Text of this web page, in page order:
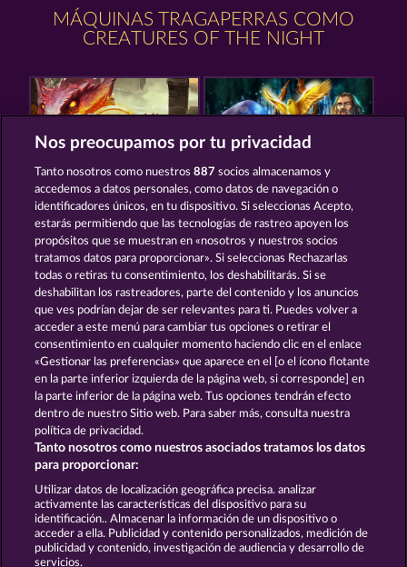
MÁQUINAS TRAGAPERRAS COMO
CREATURES OF THE NIGHT
DRAGONHEART THE NIBELUNG LEGENDS MYSTIC FORCE
PHANTOMS MIRROR MAGIC MIRROR
Términos y condiciones
Declaración de privacidad
Empresa
Enviar solicitud de desistimiento
Nos preocupamos por tu privacidad
Tanto nosotros como nuestros887 socios almacenamos y
accedemos a datos personales, como datos de navegación o
identificadores únicos, en tu dispositivo. Si seleccionas Acepto,
estarás permitiendo que las tecnologías de rastreo apoyen los
propósitos que se muestran en «nosotros y nuestros socios
tratamos datos para proporcionar». Si seleccionas Rechazarlas
todas o retiras tu consentimiento, los deshabilitarás. Si se
deshabilitan los rastreadores, parte del contenido y los anuncios
que ves podrían dejar de ser relevantes para ti. Puedes volver a
acceder a este menú para cambiar tus opciones o retirar el
consentimiento en cualquier momento haciendo clic en el enlace
«Gestionar las preferencias» que aparece en el [o el ícono flotante
en la parte inferior izquierda de la página web, si corresponde] en
la parte inferior de la página web. Tus opciones tendrán efecto
dentro de nuestro Sitio web. Para saber más, consulta nuestra
política de privacidad.
Tanto nosotros como nuestros asociados tratamos los datos
para proporcionar:
Utilizar datos de localización geográfica precisa. analizar
activamente las características del dispositivo para su
identificación.. Almacenar la información de un dispositivo o
acceder a ella. Publicidad y contenido personalizados, medición de
publicidad y contenido, investigación de audiencia y desarrollo de
servicios.